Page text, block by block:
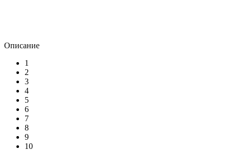
Описание
1
2
3
4
5
6
7
8
9
10